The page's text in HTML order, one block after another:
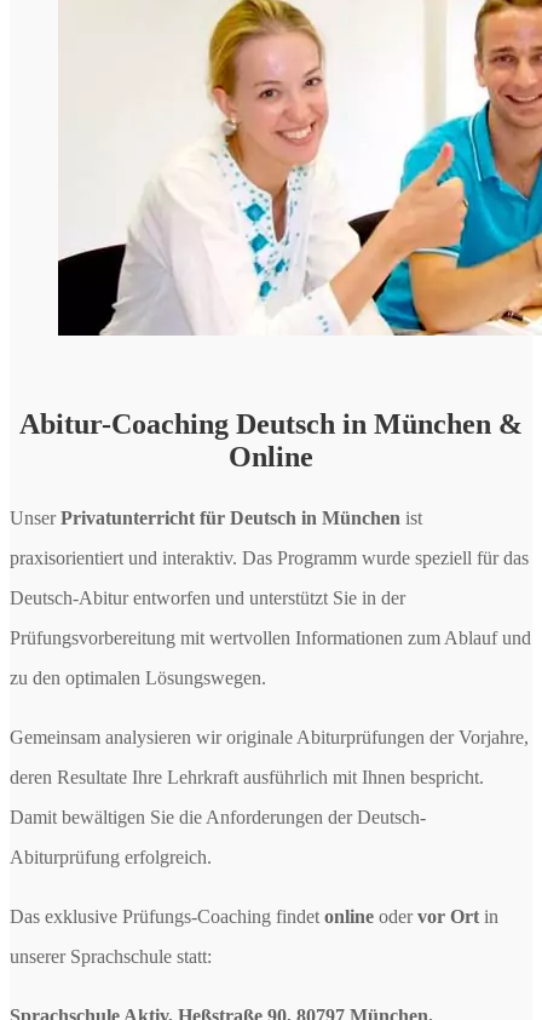
Abitur-Coaching Deutsch in München &
Online
UnserPrivatunterricht für Deutsch in München ist
praxisorientiert und interaktiv. Das Programm wurde speziell für das
Deutsch-Abitur entworfen und unterstützt Sie in der
Prüfungsvorbereitung mit wertvollen Informationen zum Ablauf und
zu den optimalen Lösungswegen.
Gemeinsam analysieren wir originale Abiturprüfungen der Vorjahre,
deren Resultate Ihre Lehrkraft ausführlich mit Ihnen bespricht.
Damit bewältigen Sie die Anforderungen der Deutsch-
Abiturprüfung erfolgreich.
Das exklusive Prüfungs-Coaching findet online odervor Ort in
unserer Sprachschule statt:
Sprachschule Aktiv, Heßstraße 90, 80797 München.